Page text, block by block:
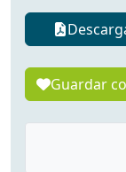
Guardar